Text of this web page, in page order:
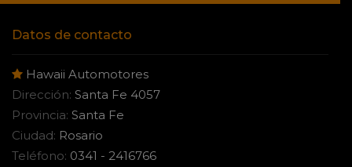
Datos de contacto
Hawaii Automotores
Dirección: Santa Fe 4057
Provincia: Santa Fe
Ciudad: Rosario
Teléfono: 0341 - 2416766